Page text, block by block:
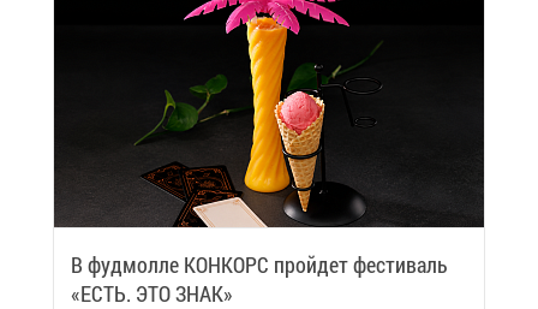
В фуд­мол­ле КОН­КОРС прой­дет фе­сти­валь
«ЕСТЬ. ЭТО ЗНАК»